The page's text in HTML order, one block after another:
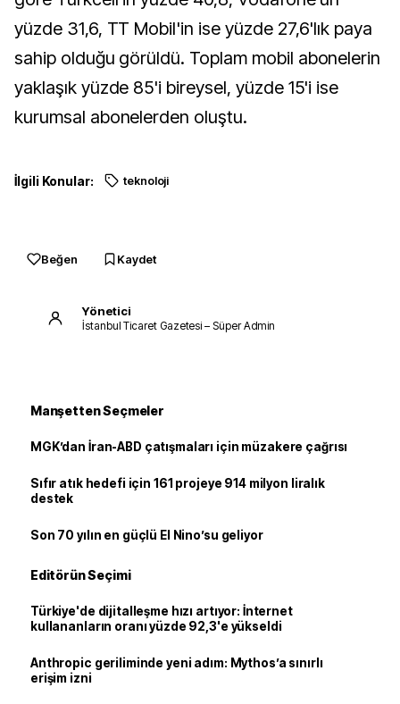
yüzde 31,6, TT Mobil'in ise yüzde 27,6'lık paya
sahip olduğu görüldü. Toplam mobil abonelerin
yaklaşık yüzde 85'i bireysel, yüzde 15'i ise
kurumsal abonelerden oluştu.
İlgili Konular: teknoloji
Beğen Kaydet
Yönetici
İstanbul Ticaret Gazetesi – Süper Admin
Manşetten Seçmeler
MGK’dan İran-ABD çatışmaları için müzakere çağrısı
Sıfır atık hedefi için 161 projeye 914 milyon liralık
destek
Son 70 yılın en güçlü El Nino’su geliyor
Editörün Seçimi
Türkiye'de dijitalleşme hızı artıyor: İnternet
kullananların oranı yüzde 92,3'e yükseldi
Anthropic geriliminde yeni adım: Mythos’a sınırlı
erişim izni